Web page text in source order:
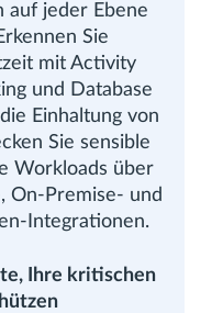
auf jeder Ebene
Sie
mit Activity
und Database
Einhaltung von
Sie sensible
Workloads über
On-Premise- und
Integrationen.
Ihre kritischen